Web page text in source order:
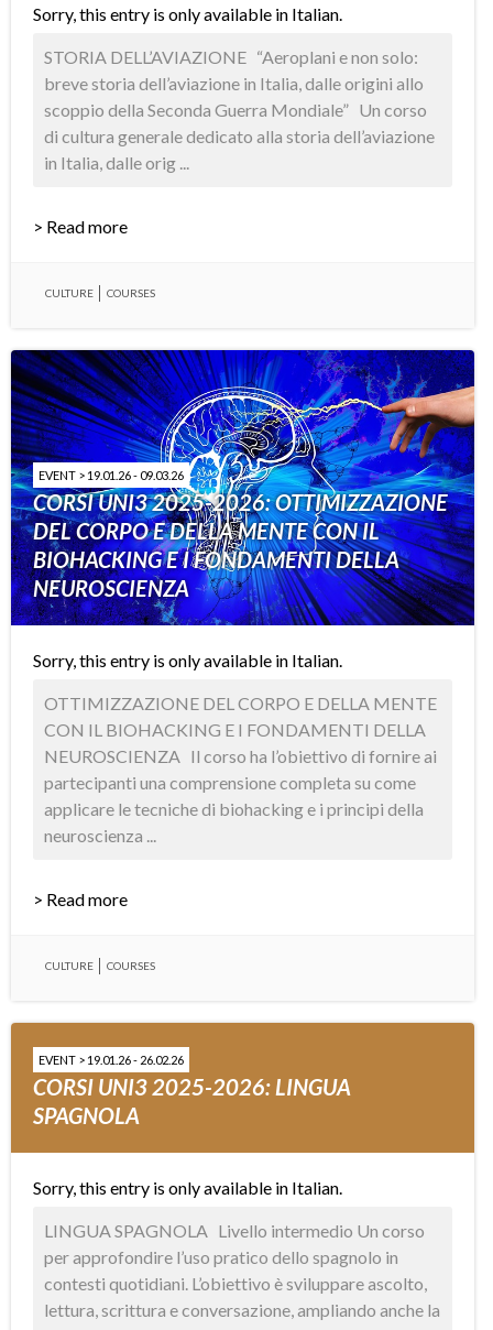
Sorry, this entry is only available in Italian.
STORIA DELL’AVIAZIONE “Aeroplani e non solo:
breve storia dell’aviazione in Italia, dalle origini allo
scoppio della Seconda Guerra Mondiale” Un corso
di cultura generale dedicato alla storia dell’aviazione
in Italia, dalle orig ...
> Read more
CULTURE COURSES
EVENT > 19.01.26 - 09.03.26
CORSI UNI3 2025-2026: OTTIMIZZAZIONE
DEL CORPO E DELLA MENTE CON IL
BIOHACKING E I FONDAMENTI DELLA
NEUROSCIENZA
Sorry, this entry is only available in Italian.
OTTIMIZZAZIONE DEL CORPO E DELLA MENTE
CON IL BIOHACKING E I FONDAMENTI DELLA
NEUROSCIENZA Il corso ha l’obiettivo di fornire ai
partecipanti una comprensione completa su come
applicare le tecniche di biohacking e i principi della
neuroscienza ...
> Read more
CULTURE COURSES
EVENT > 19.01.26 - 26.02.26
CORSI UNI3 2025-2026: LINGUA
SPAGNOLA
Sorry, this entry is only available in Italian.
LINGUA SPAGNOLA Livello intermedio Un corso
per approfondire l’uso pratico dello spagnolo in
contesti quotidiani. L’obiettivo è sviluppare ascolto,
lettura, scrittura e conversazione, ampliando anche la